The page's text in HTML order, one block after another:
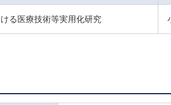
る医療技術等実用化研究